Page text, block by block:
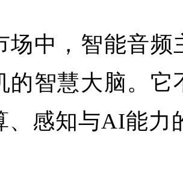
场中，智能音
的智慧大脑。
、感知与AI能力